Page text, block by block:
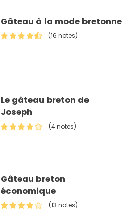
Gâteau à la mode bretonne
(16 notes)
Le gâteau breton de
Joseph
(4 notes)
Gâteau breton
économique
(13 notes)